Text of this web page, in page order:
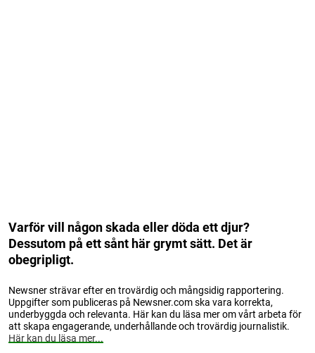
Varför vill någon skada eller döda ett djur?
Dessutom på ett sånt här grymt sätt. Det är
obegripligt.
Newsner strävar efter en trovärdig och mångsidig rapportering.
Uppgifter som publiceras på Newsner.com ska vara korrekta,
underbyggda och relevanta. Här kan du läsa mer om vårt arbeta för
att skapa engagerande, underhållande och trovärdig journalistik.
Här kan du läsa mer...